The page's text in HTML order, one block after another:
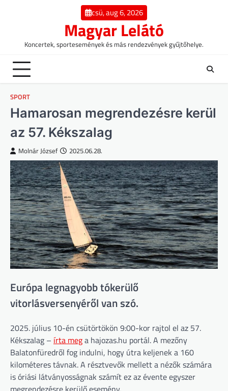
csü, aug 6, 2026
Magyar Lelátó
Koncertek, sportesemények és más rendezvények gyűjtőhelye.
SPORT
Hamarosan megrendezésre kerül
az 57. Kékszalag
Molnár József 2025.06.28.
Európa legnagyobb tókerülő
vitorlásversenyéről van szó.
2025. július 10-én csütörtökön 9:00-kor rajtol el az 57.
Kékszalag – írta mega hajozas.hu portál. A mezőny
Balatonfüredről fog indulni, hogy útra keljenek a 160
kilométeres távnak. A résztvevők mellett a nézők számára
is óriási látványosságnak számít ez az évente egyszer